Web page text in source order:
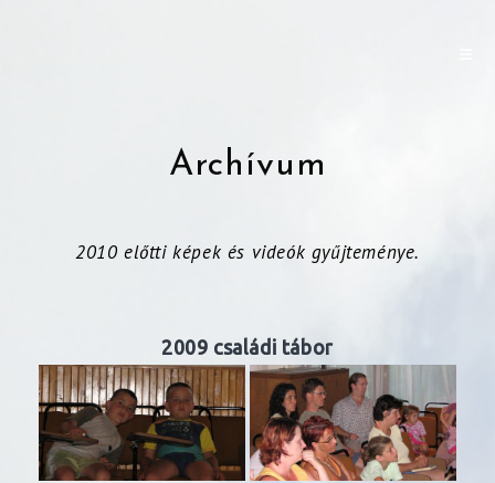
Archívum
2010 előtti képek és videók gyűjteménye.
2009 családi tábor